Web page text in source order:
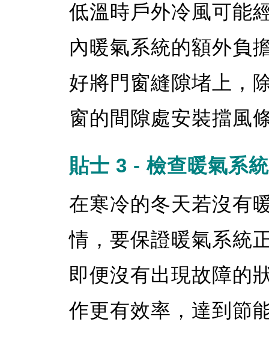
低溫時戶外冷風可能
內暖氣系統的額外負
好將門窗縫隙堵上，
窗的間隙處安裝擋風
貼士 3 - 檢查暖氣系統
在寒冷的冬天若沒有
情，要保證暖氣系統
即便沒有出現故障的
作更有效率，達到節